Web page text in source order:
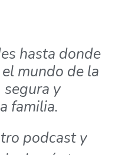
hasta donde
mundo de la
y
familia.
podcast y